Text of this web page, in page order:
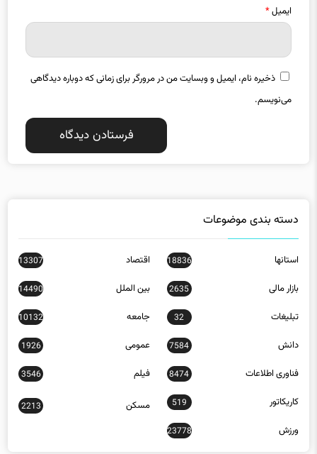
ذخیره نام، ایمیل و وبسایت من در مرورگر برای زمانی که دوباره دیدگاهی
می‌نویسم.
استانها
بازار مالی 2635 بین الملل 14490
تبلیغات 32 جامعه 10132
دانش 7584 عمومی 1926
فناوری اطلاعات 8474 فیلم 3546
کاریکاتور 519
2213
ورزش 23778